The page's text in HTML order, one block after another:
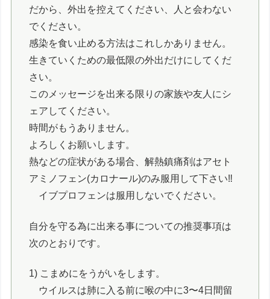
だから、外出を控えてください、人と会わない
でください。
感染を食い止める方法はこれしかありません。
生きていくための最低限の外出だけにしてくだ
さい。
このメッセージを出来る限りの家族や友人にシ
ェアしてください。
時間がもうありません。
よろしくお願いします。
熱などの症状がある場合、解熱鎮痛剤はアセト
アミノフェン(カロナール)のみ服用して下さい‼️
イブプロフェンは服用しないでください。
自分を守る為に出来る事についての推奨事項は
次のとおりです。
1) こまめにをうがいをします。
ウイルスは肺に入る前に喉の中に3〜4日間留